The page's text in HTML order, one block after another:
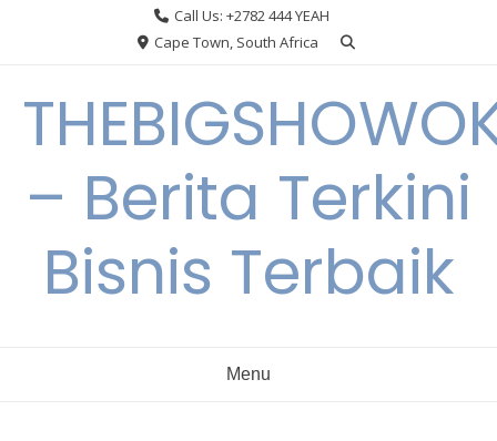
Call Us: +2782 444 YEAH
Cape Town, South Africa
– Berita Terkini
Bisnis Terbaik
Menu